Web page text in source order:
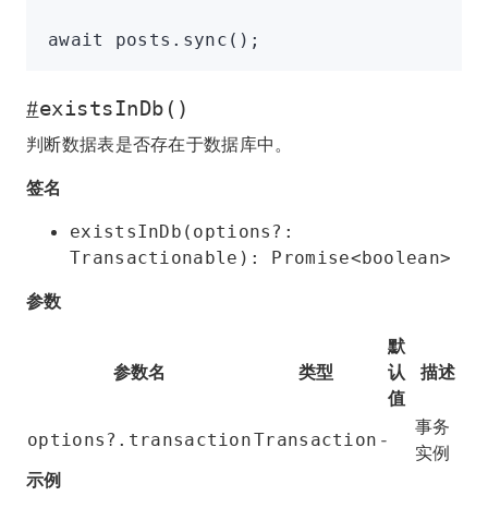
await posts .sync ();
#existsInDb()
判断数据表是否存在于数据库中。
签名
existsInDb(options?:
Transactionable): Promise<boolean>
参数
参数名 类型
默
认
值
描述
options?.transactionTransaction -
事务
实例
示例